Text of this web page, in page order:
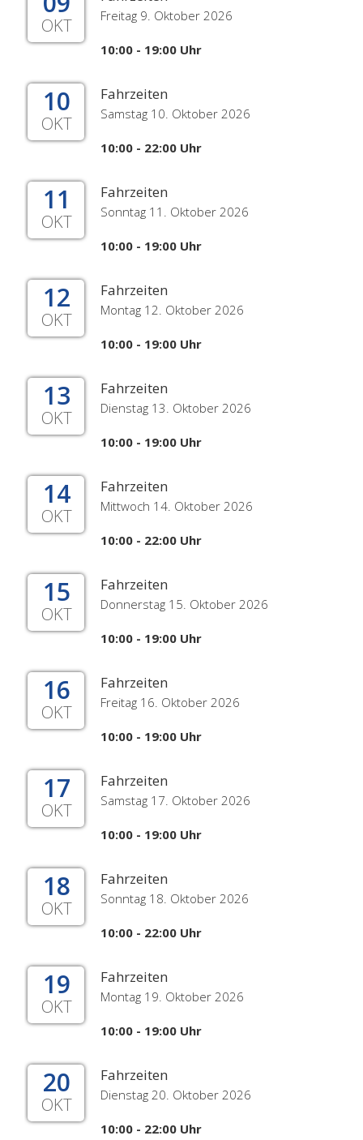
OKT Freitag 9. Oktober 2026
10:00 - 19:00 Uhr
10
OKT
Fahrzeiten
Samstag 10. Oktober 2026
10:00 - 22:00 Uhr
11
OKT
Fahrzeiten
Sonntag 11. Oktober 2026
10:00 - 19:00 Uhr
12
OKT
Fahrzeiten
Montag 12. Oktober 2026
10:00 - 19:00 Uhr
13
OKT
Fahrzeiten
Dienstag 13. Oktober 2026
10:00 - 19:00 Uhr
14
OKT
Fahrzeiten
Mittwoch 14. Oktober 2026
10:00 - 22:00 Uhr
15
OKT
Fahrzeiten
Donnerstag 15. Oktober 2026
10:00 - 19:00 Uhr
16
OKT
Fahrzeiten
Freitag 16. Oktober 2026
10:00 - 19:00 Uhr
17
OKT
Fahrzeiten
Samstag 17. Oktober 2026
10:00 - 19:00 Uhr
18
OKT
Fahrzeiten
Sonntag 18. Oktober 2026
10:00 - 22:00 Uhr
19
OKT
Fahrzeiten
Montag 19. Oktober 2026
10:00 - 19:00 Uhr
20
OKT
Fahrzeiten
Dienstag 20. Oktober 2026
10:00 - 22:00 Uhr